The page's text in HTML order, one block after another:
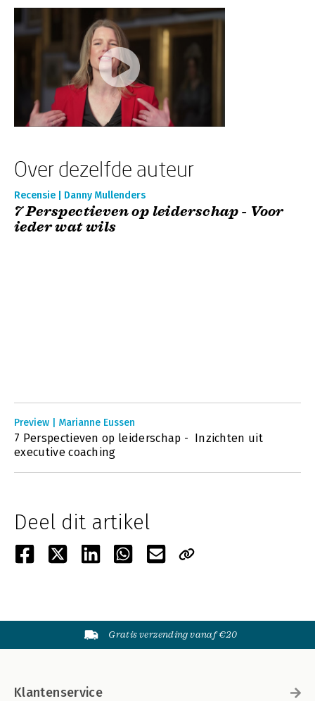
Over dezelfde auteur
Recensie | Danny Mullenders
7 Perspectieven op leiderschap - Voor
ieder wat wils
Preview | Marianne Eussen
7 Perspectieven op leiderschap - Inzichten uit
executive coaching
Deel dit artikel
Gratis verzending vanaf €20
Klantenservice